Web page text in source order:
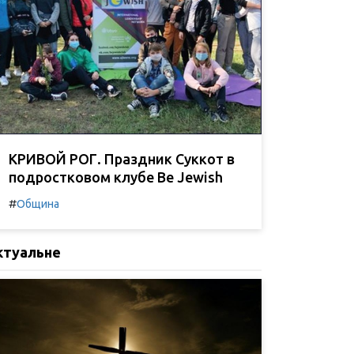
КРИВОЙ РОГ. Праздник Суккот в
подростковом клубе Be Jewish
#Община